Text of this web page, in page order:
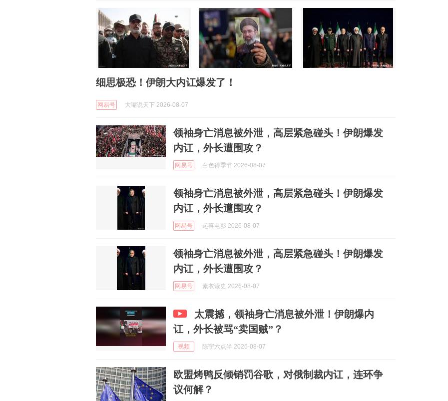
细思极恐！伊朗大内讧爆发了！
网易号 大嘴说天下 2026-08-07
领袖身亡消息被外泄，高层紧急碰头！伊朗爆发
内讧，外长遭围攻？
网易号 白色得季节 2026-08-07
领袖身亡消息被外泄，高层紧急碰头！伊朗爆发
内讧，外长遭围攻？
网易号 起喜电影 2026-08-07
领袖身亡消息被外泄，高层紧急碰头！伊朗爆发
内讧，外长遭围攻？
网易号 素衣读史 2026-08-07
太震撼，领袖身亡消息被外泄！伊朗爆内
讧，外长被骂“卖国贼”？
视频 陈宇六点半 2026-08-07
欧盟烤鸭反倾销罚谷歌，对俄制裁内讧，连环争
议何解？